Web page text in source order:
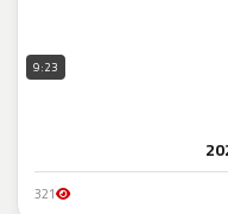
9:23
321